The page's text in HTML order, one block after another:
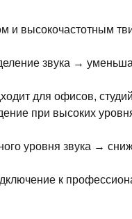
и высокочастотным
звука →
для офисов,
при высоких
уровня звука →
к